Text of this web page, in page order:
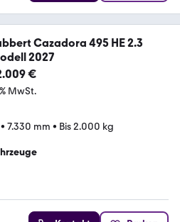
Cazadora 495 HE 2.3
2027
€
MwSt.
• 7.330 mm • Bis 2.000 kg